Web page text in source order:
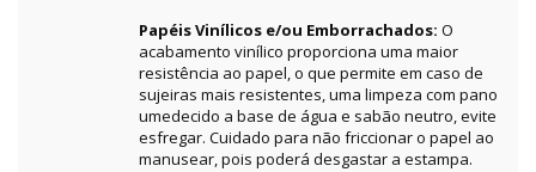
Papéis Vinílicos e/ou Emborrachados: O
acabamento vinílico proporciona uma maior
resistência ao papel, o que permite em caso de
sujeiras mais resistentes, uma limpeza com pano
umedecido a base de água e sabão neutro, evite
esfregar. Cuidado para não friccionar o papel ao
manusear, pois poderá desgastar a estampa.